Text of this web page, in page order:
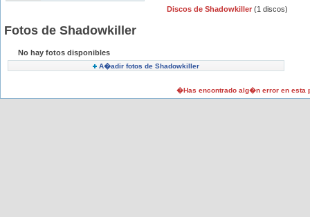
Discos de Shadowkiller (1 discos)
Fotos de Shadowkiller
No hay fotos disponibles
A�adir fotos de Shadowkiller
�Has encontrado alg�n error en esta